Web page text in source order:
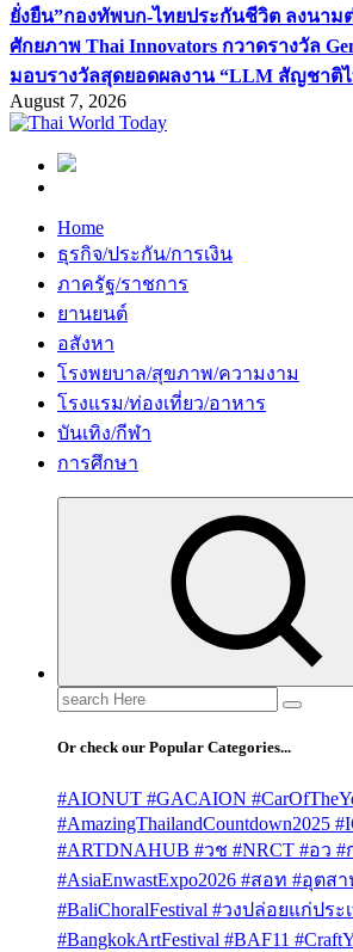
ยั่งยืน”กองทัพบก-ไทยประกันชีวิต ลงนา
ศักยภาพ Thai Innovators กวาดรางวัล
มอบรางวัลสุดยอดผลงาน “LLM สัญชาติ
August 7, 2026
Home
ธุรกิจ/ประกัน/การเงิน
ภาครัฐ/ราชการ
ยานยนต์
อสังหา
โรงพยบาล/สุขภาพ/ความงาม
โรงแรม/ท่องเที่ยว/อาหาร
บันเทิง/กีฬา
การศึกษา
Search
for:
Or check our Popular Categories...
#AIONUT #GACAION
#AmazingThailandCountdown2025
#ARTDNAHUB #วช #NRCT #อว
#AsiaEnwastExpo2026 #สอท #อุตส
#BaliChoralFestival #วงปล่อยแก่ปร
#BangkokArtFestival #BAF11